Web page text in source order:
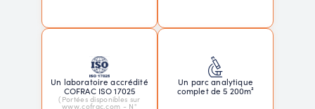
Un laboratoire accrédité
COFRAC ISO 17025
(Portées disponibles sur
www.cofrac.com - N°
Un parc analytique
complet de 5 200m²